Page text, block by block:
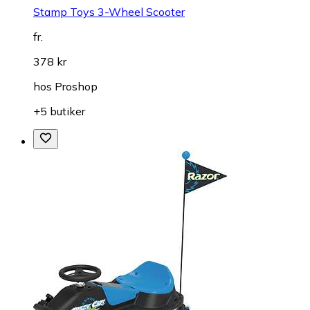
Stamp Toys 3-Wheel Scooter
fr.
378 kr
hos Proshop
+5 butiker